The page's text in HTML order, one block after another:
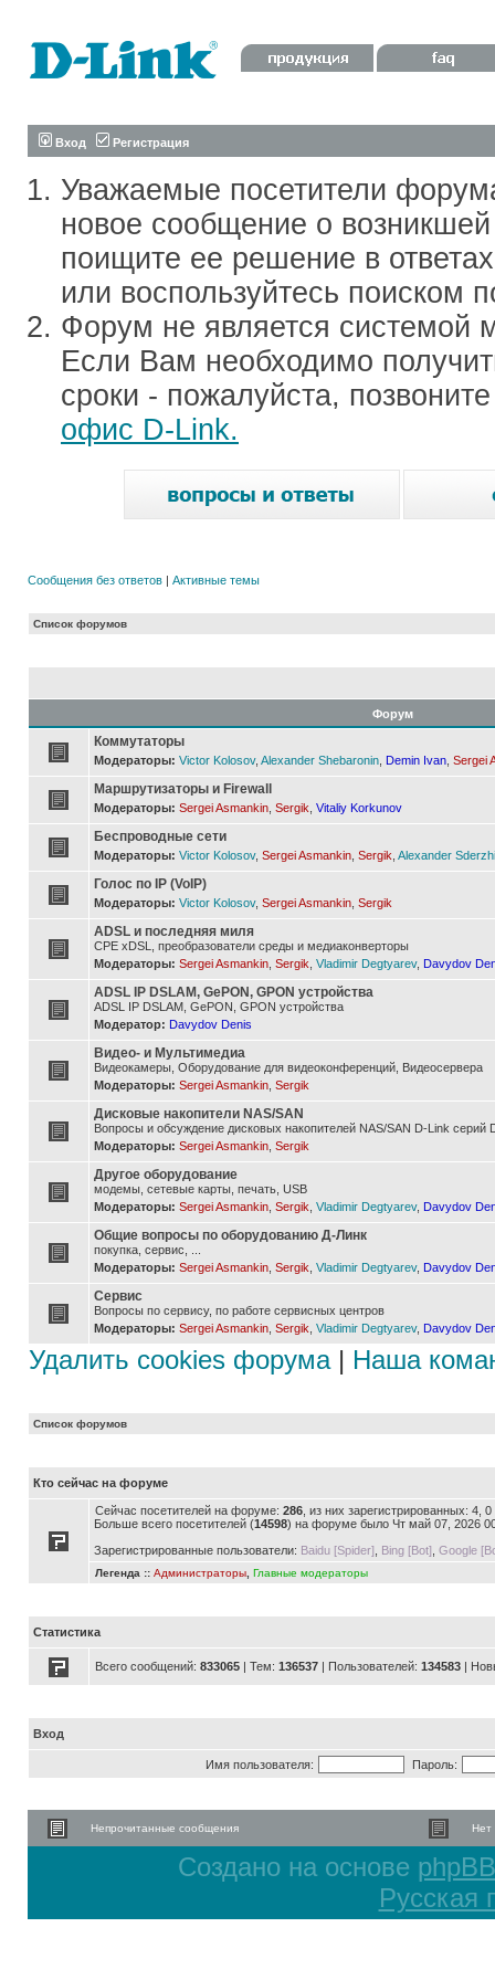
Вход Регистрация
Уважаемые посетители
новое сообщение о
поищите ее решение в
или воспользуйтесь поиском
Форум не является системой
Если Вам необходимо
сроки - пожалуйста,
офис D-Link.
Сообщения без ответов | Активные темы
Список форумов
Форум
Коммутаторы
Модераторы: Victor Kolosov, Alexander Shebaronin Demin Ivan Sergei
Маршрутизаторы и Firewall
Модераторы: Sergei Asmankin Sergik Vitaliy Korkunov
Беспроводные сети
Модераторы: Victor Kolosov, Sergei Asmankin Sergik Alexander
Голос по IP (VoIP)
Модераторы: Victor Kolosov, Sergei Asmankin Sergik
ADSL и последняя миля
CPE xDSL, преобразователи среды и медиаконверторы
Модераторы: Sergei Asmankin Sergik Vladimir Degtyarev, Davydov
ADSL IP DSLAM, GePON, GPON устройства
ADSL IP DSLAM, GePON, GPON устройства
Модератор: Davydov Denis
Видео- и Мультимедиа
Видеокамеры, Оборудование для видеоконференций, Видеосервера
Модераторы: Sergei Asmankin Sergik
Дисковые накопители NAS/SAN
Вопросы и обсуждение дисковых накопителей NAS/SAN D-Link серий
Модераторы: Sergei Asmankin Sergik
Другое оборудование
модемы, сетевые карты, печать, USB
Модераторы: Sergei Asmankin Sergik Vladimir Degtyarev, Davydov
Общие вопросы по оборудованию Д-Линк
покупка, сервис, ...
Модераторы: Sergei Asmankin Sergik Vladimir Degtyarev, Davydov
Сервис
Вопросы по сервису, по работе сервисных центров
Модераторы: Sergei Asmankin Sergik Vladimir Degtyarev, Davydov
Удалить cookies форума| Наша
Список форумов
Кто сейчас на форуме
Сейчас посетителей на форуме: 286 , из них зарегистрированных: 4,
Больше всего посетителей (14598) на форуме было Чт май 07, 2026
Зарегистрированные пользователи: Baidu [Spider] Bing [Bot] Google
Легенда :: Администраторы Главные модераторы
Статистика
Всего сообщений: 833065 | Тем: 136537 | Пользователей: 134583 |
Вход
Имя пользователя: Пароль:
Непрочитанные сообщения Нет
Создано на основе phpBB
Русская